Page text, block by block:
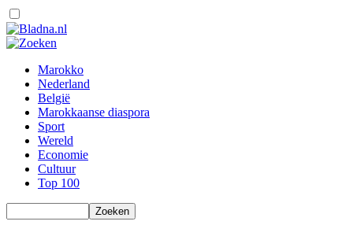
Marokko
Nederland
België
Marokkaanse diaspora
Sport
Wereld
Economie
Cultuur
Top 100